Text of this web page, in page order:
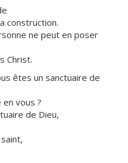
construction.
ne peut en poser
Christ.
êtes un sanctuaire de
vous ?
de Dieu,